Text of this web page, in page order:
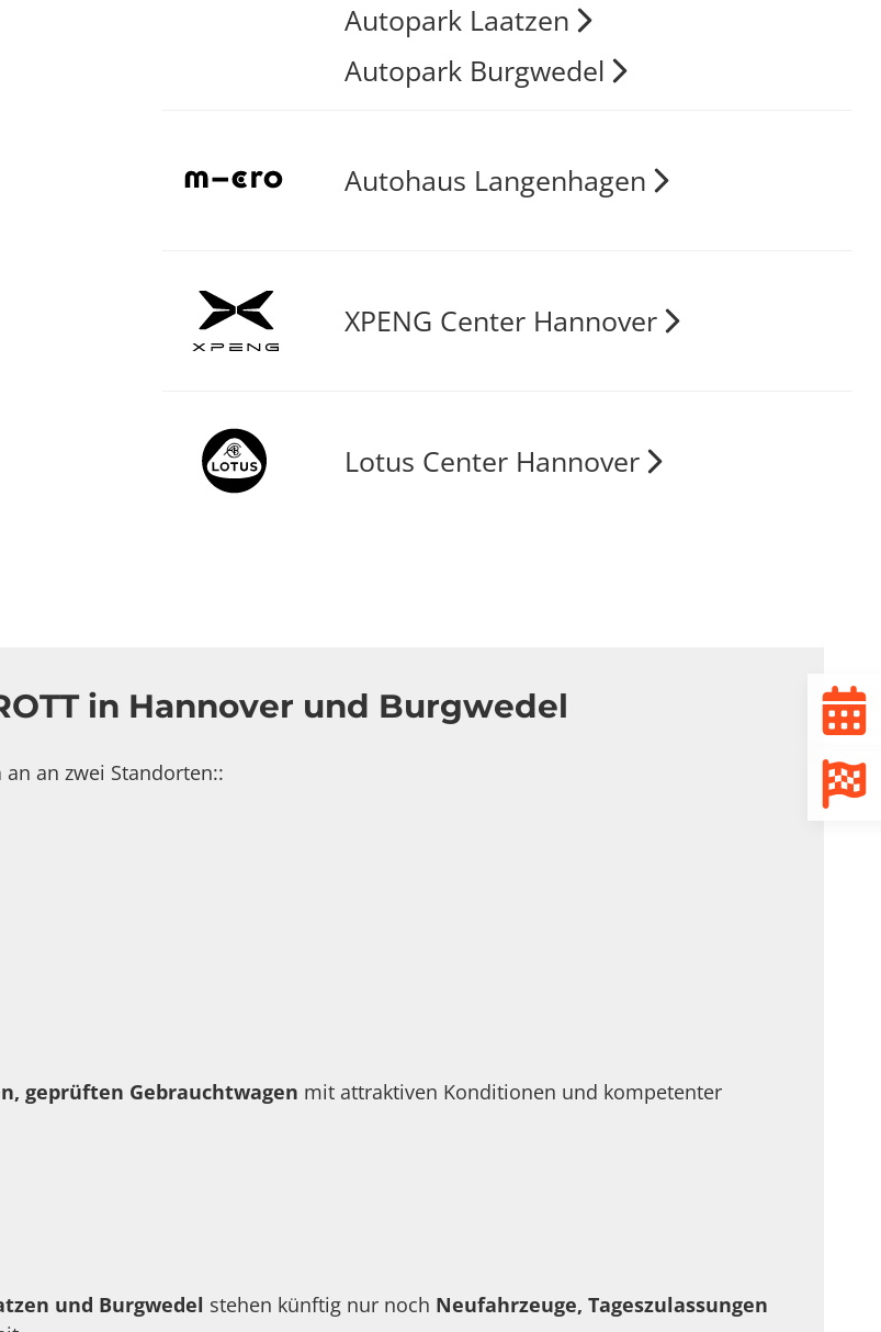
Autopark Laatzen
Autopark Burgwedel
Autohaus Langenhagen
XPENG Center Hannover
Lotus Center Hannover
in Hannover und Burgwedel
an an zwei Standorten::
geprüften Gebrauchtwagen mit attraktiven Konditionen und kompetenter
und Burgwedel stehen künftig nur noch Neufahrzeuge, Tageszulassungen